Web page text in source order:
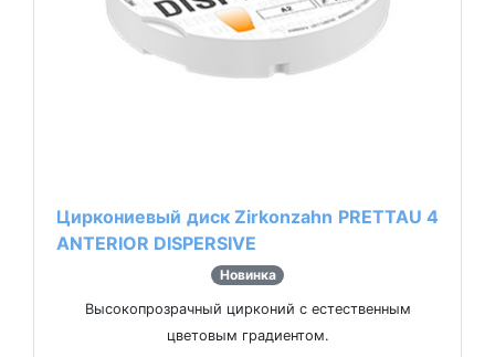
Циркониевый диск Zirkonzahn PRETTAU 4
ANTERIOR DISPERSIVE
Новинка
Высокопрозрачный цирконий с естественным
цветовым градиентом.